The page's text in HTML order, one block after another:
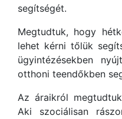
segítségét.
Megtudtuk, hogy
lehet kérni tőlük
ügyintézésekben
otthoni teendőkben
Az áraikról
Aki szociálisan